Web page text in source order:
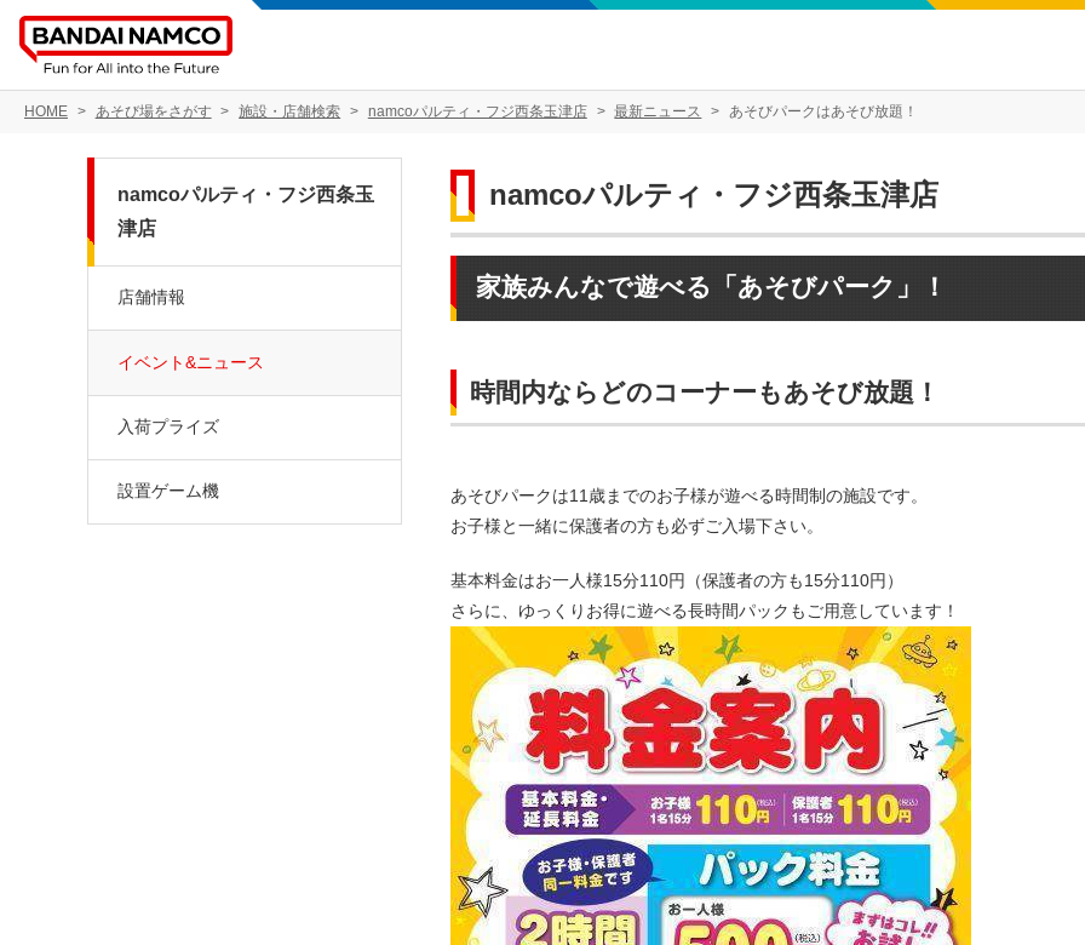
HOME あそび場をさがす 施設・店舗検索 namcoパルティ・フジ西条玉津店 最新ニュース あそびパークはあそび放題！
namcoパルティ・フジ西条玉津店
家族みんなで遊べる「あそびパーク」！
時間内ならどのコーナーもあそび放題！
あそびパークは11歳までのお子様が遊べる時間制の施設です。
お子様と一緒に保護者の方も必ずご入場下さい。
基本料金はお一人様15分110円（保護者の方も15分110円）
さらに、ゆっくりお得に遊べる長時間パックもご用意しています！
namcoパルティ・フジ西条玉
津店
店舗情報
イベント&ニュース
入荷プライズ
設置ゲーム機